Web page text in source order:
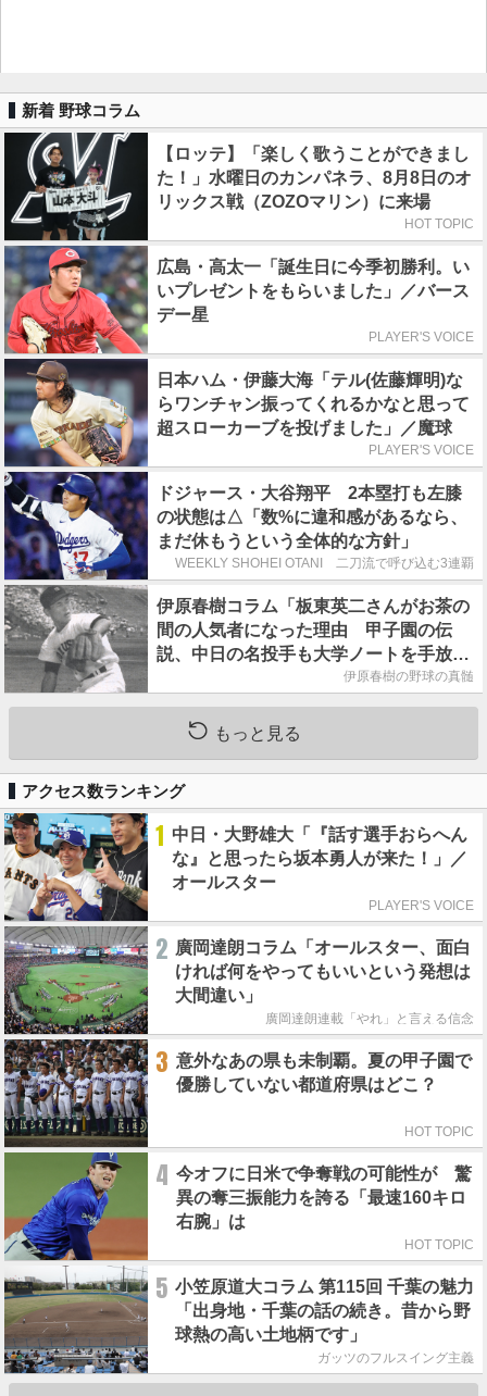
新着 野球コラム
【ロッテ】「楽しく歌うことができまし
た！」水曜日のカンパネラ、8月8日のオ
リックス戦（ZOZOマリン）に来場
HOT TOPIC
広島・高太一「誕生日に今季初勝利。い
いプレゼントをもらいました」／バース
デー星
PLAYER'S VOICE
日本ハム・伊藤大海「テル(佐藤輝明)な
らワンチャン振ってくれるかなと思って
超スローカーブを投げました」／魔球
PLAYER'S VOICE
ドジャース・大谷翔平 2本塁打も左膝
の状態は△「数%に違和感があるなら、
まだ休もうという全体的な方針」
WEEKLY SHOHEI OTANI 二刀流で呼び込む3連覇
伊原春樹コラム「板東英二さんがお茶の
間の人気者になった理由 甲子園の伝
説、中日の名投手も大学ノートを手放さ
伊原春樹の野球の真髄
もっと見る
アクセス数ランキング
1 中日・大野雄大「『話す選手おらへん
な』と思ったら坂本勇人が来た！」／
オールスター
PLAYER'S VOICE
2 廣岡達朗コラム「オールスター、面白
ければ何をやってもいいという発想は
大間違い」
廣岡達朗連載「やれ」と言える信念
3 意外なあの県も未制覇。夏の甲子園で
優勝していない都道府県はどこ？
HOT TOPIC
4 今オフに日米で争奪戦の可能性が 驚
異の奪三振能力を誇る「最速160キロ
右腕」は
HOT TOPIC
5 小笠原道大コラム 第115回 千葉の魅力
「出身地・千葉の話の続き。昔から野
球熱の高い土地柄です」
ガッツのフルスイング主義